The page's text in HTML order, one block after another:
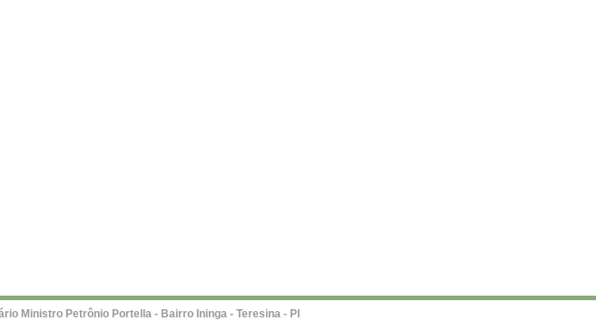
Ministro Petrônio Portella - Bairro Ininga - Teresina - PI